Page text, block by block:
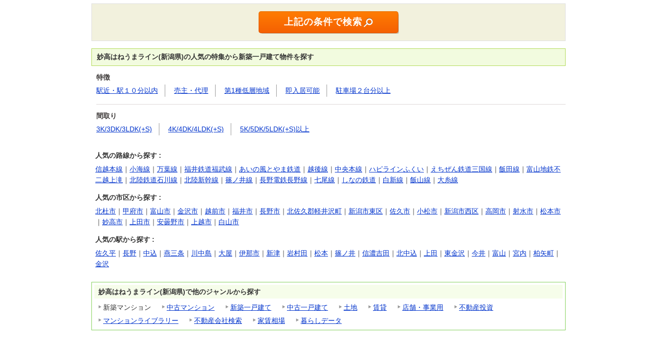
妙高はねうまライン(新潟県)の人気の特集から新築一戸建て物件を探す
特徴
駅近・駅１０分以内
売主・代理 第1種低層地域 即入居可能 駐車場２台分以上
間取り
3K/3DK/3LDK(+S)
4K/4DK/4LDK(+S) 5K/5DK/5LDK(+S)以上
人気の路線から探す :
信越本線 ｜ 小海線 ｜ 万葉線 ｜ 福井鉄道福武線 ｜ あいの風とやま鉄道 ｜ 越後線 ｜ 中央本線 ｜ ハピラインふくい ｜ えちぜん鉄道三国線 ｜ 飯田線 ｜ 富山地鉄不
二越上滝 ｜ 北陸鉄道石川線 ｜ 北陸新幹線 ｜ 篠ノ井線 ｜ 長野電鉄長野線 ｜ 七尾線 ｜ しなの鉄道 ｜ 白新線 ｜ 飯山線 ｜ 大糸線
人気の市区から探す :
北杜市 ｜ 甲府市 ｜ 富山市 ｜ 金沢市 ｜ 越前市 ｜ 福井市 ｜ 長野市 ｜ 北佐久郡軽井沢町 ｜ 新潟市東区 ｜ 佐久市 ｜ 小松市 ｜ 新潟市西区 ｜ 高岡市 ｜ 射水市 ｜ 松本市
｜ 妙高市 ｜ 上田市 ｜ 安曇野市 ｜ 上越市 ｜ 白山市
人気の駅から探す :
佐久平 ｜ 長野 ｜ 中込 ｜ 燕三条 ｜ 川中島 ｜ 大屋 ｜ 伊那市 ｜ 新津 ｜ 岩村田 ｜ 松本 ｜ 篠ノ井 ｜ 信濃吉田 ｜ 北中込 ｜ 上田 ｜ 東金沢 ｜ 今井 ｜ 富山 ｜ 宮内 ｜ 柏矢町 ｜
金沢
妙高はねうまライン(新潟県)で他のジャンルから探す
新築マンション
中古マンション 新築一戸建て 中古一戸建て 土地 賃貸 店舗・事業用
不動産投資
マンションライブラリー
不動産会社検索 家賃相場 暮らしデータ